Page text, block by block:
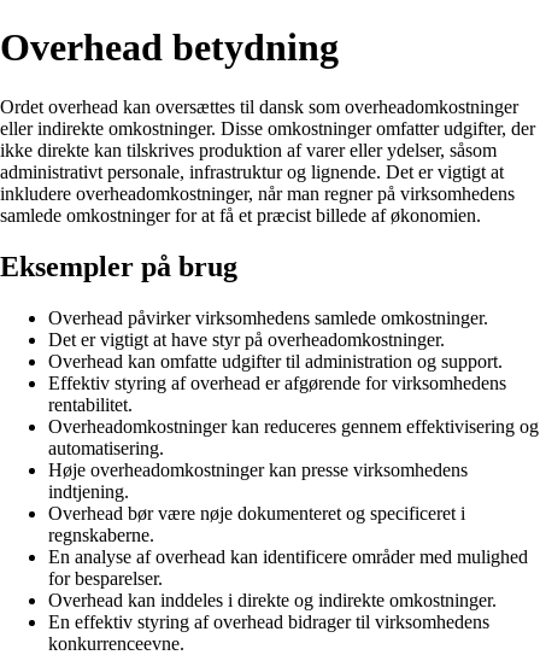
Overhead betydning
Ordet overhead kan oversættes til dansk som overheadomkostninger
eller indirekte omkostninger. Disse omkostninger omfatter udgifter, der
ikke direkte kan tilskrives produktion af varer eller ydelser, såsom
administrativt personale, infrastruktur og lignende. Det er vigtigt at
inkludere overheadomkostninger, når man regner på virksomhedens
samlede omkostninger for at få et præcist billede af økonomien.
Eksempler på brug
Overhead påvirker virksomhedens samlede omkostninger.
Det er vigtigt at have styr på overheadomkostninger.
Overhead kan omfatte udgifter til administration og support.
Effektiv styring af overhead er afgørende for virksomhedens
rentabilitet.
Overheadomkostninger kan reduceres gennem effektivisering og
automatisering.
Høje overheadomkostninger kan presse virksomhedens
indtjening.
Overhead bør være nøje dokumenteret og specificeret i
regnskaberne.
En analyse af overhead kan identificere områder med mulighed
for besparelser.
Overhead kan inddeles i direkte og indirekte omkostninger.
En effektiv styring af overhead bidrager til virksomhedens
konkurrenceevne.